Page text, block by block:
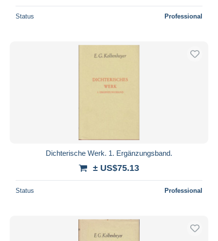
Status Professional
Dichterische Werk. 1. Ergänzungsband.
± US$75.13
Status Professional